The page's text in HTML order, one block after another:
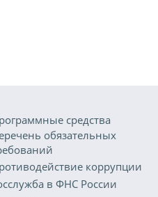
средства
обязательных
коррупции
в ФНС России